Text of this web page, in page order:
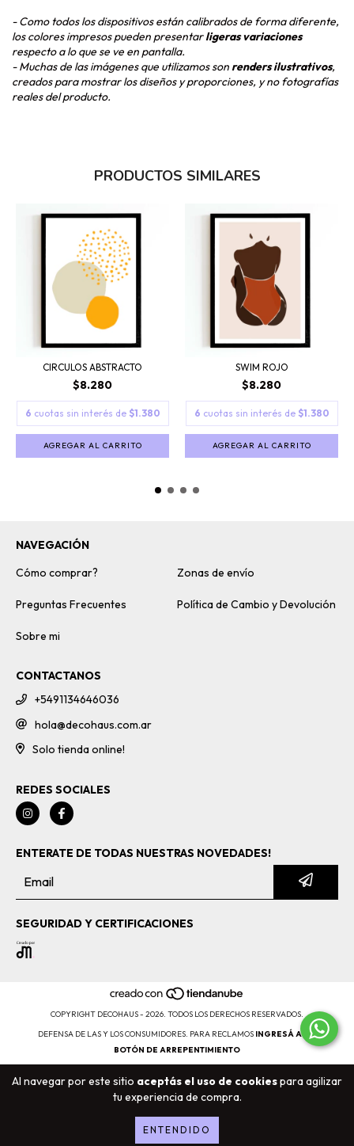
Al navegar por este sitio aceptás el uso de cookiespara agilizar
tu experiencia de compra.
ENTENDIDO
- Como todos los dispositivos están calibrados de forma diferente,
los colores impresos pueden presentarligeras variaciones
respecto a lo que se ve en pantalla.
- Muchas de las imágenes que utilizamos sonrenders ilustrativos,
creados para mostrar los diseños y proporciones, y no fotografías
reales del producto.
PRODUCTOS SIMILARES
CIRCULOS ABSTRACTO
$8.280
6 cuotas sin interés de $1.380
AGREGAR AL CARRITO
SWIM ROJO
$8.280
6 cuotas sin interés de $1.380
AGREGAR AL CARRITO
NAVEGACIÓN
Cómo comprar?
Zonas de envío
Preguntas Frecuentes Política de Cambio y Devolución
Sobre mi
CONTACTANOS
+5491134646036
hola@decohaus.com.ar
Solo tienda online!
REDES SOCIALES
ENTERATE DE TODAS NUESTRAS NOVEDADES!
SEGURIDAD Y CERTIFICACIONES
COPYRIGHT DECOHAUS - 2026. TODOS LOS DERECHOS RESERVADOS.
DEFENSA DE LAS Y LOS CONSUMIDORES. PARA RECLAMOS INGRESÁ ACÁ.
BOTÓN DE ARREPENTIMIENTO